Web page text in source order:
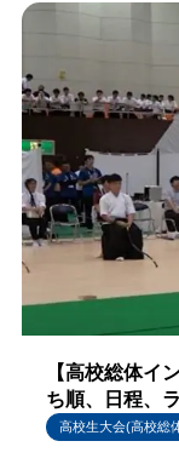
【高校総体イ
ち順、日程、
高校生大会(高校総